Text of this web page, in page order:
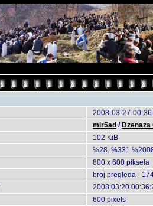
2008-03-27-00-
mir5ad /
102 KiB
%28. %331
800 x 600 piksela
broj pregleda -
2008:03:20
600 pixels